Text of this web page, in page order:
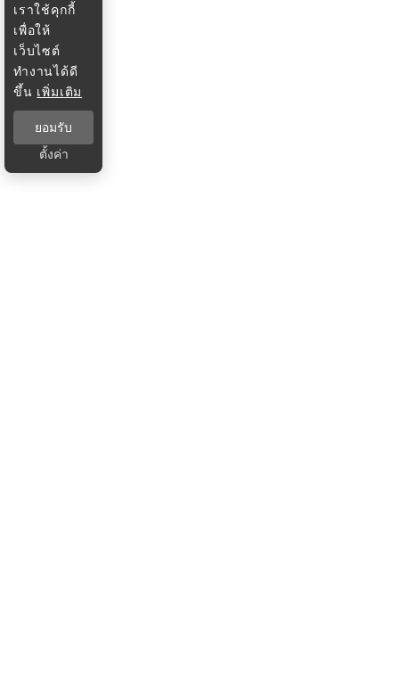
เราใช้คุกกี้
เพื่อให้
เว็บไซต์
ทำงานได้ดี
ขึ้น เพิ่มเติม
ยอมรับ
ตั้งค่า